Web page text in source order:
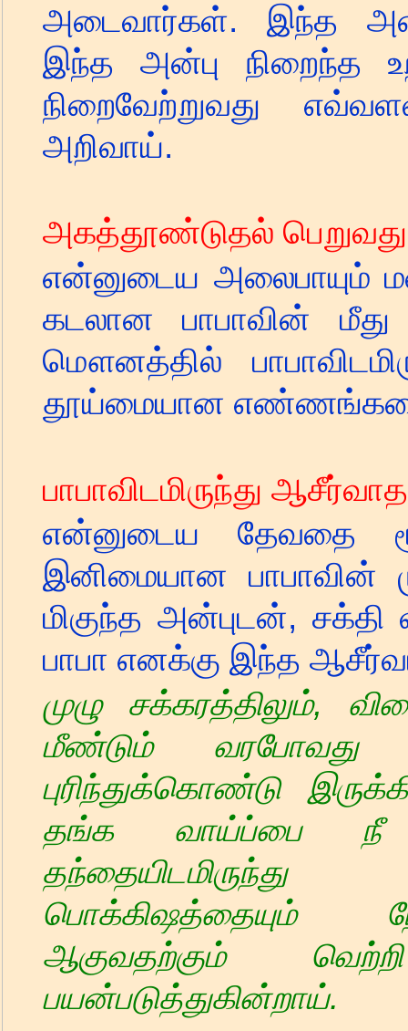
அடைவார்கள். இந்த
இந்த அன்பு நிறைந்த
நிறைவேற்றுவது
அறிவாய்.
அகத்தூண்டுதல்
என்னுடைய அலைபாயும்
கடலான பாபாவின்
மௌனத்தில்
தூய்மையான
பாபாவிடமிருந்து
என்னுடைய தேவதை
இனிமையான பாபாவின்
மிகுந்த அன்புடன், சக்தி
பாபா எனக்கு இந்த
முழு சக்கரத்திலும்,
மீண்டும்
புரிந்துக்கொண்டு
தங்க வாய்ப்பை நீ
பொக்கிஷத்தையும்
ஆகுவதற்கும்
பயன்படுத்துகின்றாய்.